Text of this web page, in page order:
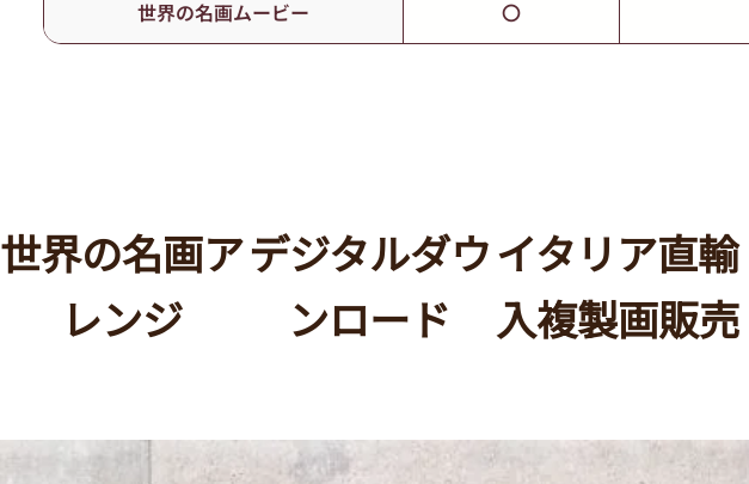
世界の名画ア
レンジ
デジタルダウ
ンロード
イタリア直輸
入複製画販売
世界の名画ムービー 〇